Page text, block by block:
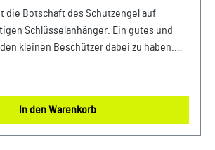
die Botschaft des Schutzengel auf
Schlüsselanhänger. Ein gutes und
kleinen Beschützer dabei zu haben.
Safe“ Verpackt in einem kleinen
Länge: 70mm // Breite: 40mm Kollektion
In den Warenkorb